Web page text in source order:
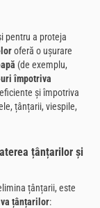
pentru a proteja
oferă o ușurare
(de exemplu,
împotriva
și împotriva
țânțarii, viespile,
țânțarilor și
țânțarii, este
țânțarilor: